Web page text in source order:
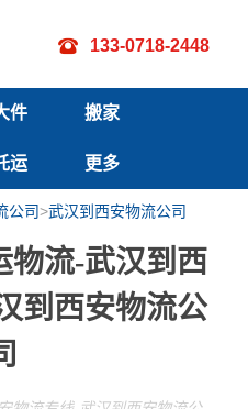
133-0718-2448
件
输
搬家
搬厂
运
流
更多
公司>武汉到西安物流公司
物流-武汉到西
到西安物流公